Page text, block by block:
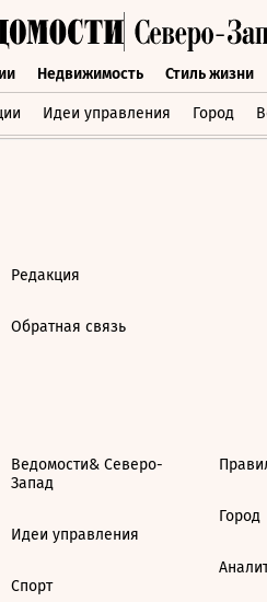
Недвижимость Стиль жизни
Идеи управления Город
Недвижимость Стиль
Редакция
Обратная связь
Ведомости& Северо-
Запад
Идеи управления
Спорт
Город